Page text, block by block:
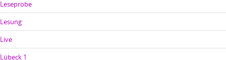
Leseprobe
Lesung
Live
Lübeck 1